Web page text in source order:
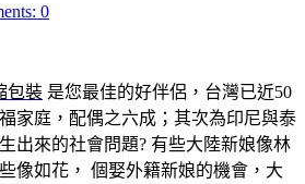
0
包裝 是您最佳的好伴侶，台灣已近50
家庭，配偶之六成；其次為印尼與泰
出來的社會問題? 有些大陸新娘像林
像如花， 個娶外籍新娘的機會，大